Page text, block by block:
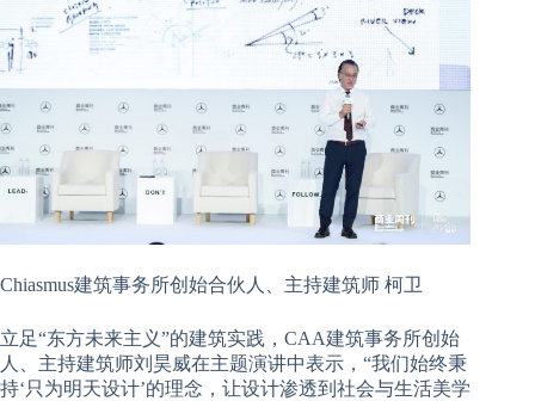
Chiasmus建筑事务所创始合伙人、主持建筑师 柯卫
立足“东方未来主义”的建筑实践， CAA建筑事务所创始
人、主持建筑师刘昊威在主题演讲中表示，“我们始终秉
持‘只为明天设计’的理念，让设计渗透到社会与生活美学